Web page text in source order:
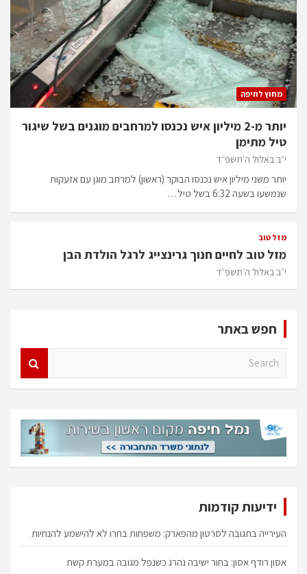
מחוץ לחיפה
יותר מ-2 מיליון איש נכנסו למרחבים מוגנים בשל שיגור
טיל מתימן
י״ב באלול ה׳תשפ״ד
יותר משני מיליון איש נכנסו הבוקר (ראשון) למרחב מוגן עם אזעקות
שנמשעו בשעה 6:32 בשל טיל…
מזל טוב
מזל טוב לחיים חנוך גרינצייג לרגל הולדת הבן
י״ב באלול ה׳תשפ״ד
חפש באתר
h
ידיעות קודמות
העירייה בתגובה לסרטון מהפארק: משפחות בחרו לא להישמע להנחיות
אסון רודף אסון: בחור ישיבה נהרג כשנפל מגובה במערת קשת